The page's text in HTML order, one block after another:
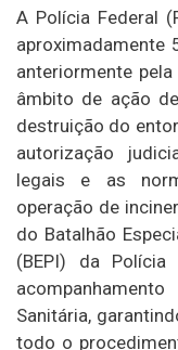
A Polícia Federal
aproximadamente
anteriormente pela
âmbito de ação
destruição do
autorização
legais e as
operação de
do Batalhão
(BEPI) da
Sanitária,
todo o